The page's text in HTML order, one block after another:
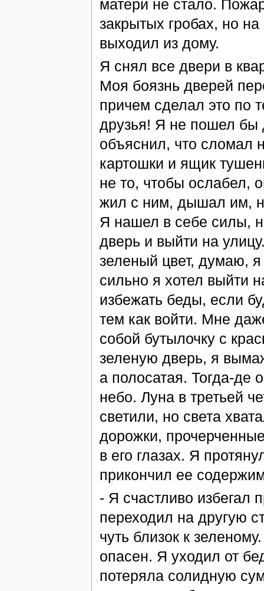
матери не стало.
закрытых гробах, но
выходил из дому.
Я снял все двери в
Моя боязнь дверей
причем сделал это по
друзья! Я не пошел бы
объяснил, что сломал
картошки и ящик
не то, чтобы ослабел,
жил с ним, дышал им,
Я нашел в себе силы,
дверь и выйти на
зеленый цвет, думаю, я
сильно я хотел выйти
избежать беды, если
тем как войти. Мне
собой бутылочку с
зеленую дверь, я
а полосатая. Тогда-де
небо. Луна в третьей
светили, но света
дорожки,
в его глазах. Я
прикончил ее
- Я счастливо избегал
переходил на другую
чуть близок к
опасен. Я уходил от
потеряла солидную